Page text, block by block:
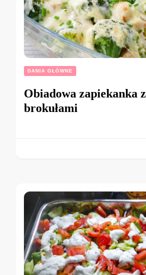
DANIA GŁÓWNE
Obiadowa zapiekanka z
brokułami